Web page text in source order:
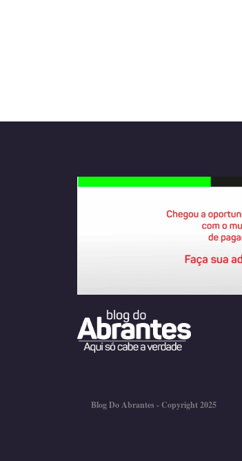
Blog Do Abrantes - Copyright 2025